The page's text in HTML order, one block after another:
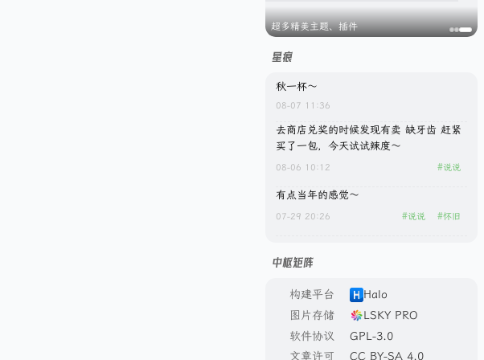
超多精美主题、插件
星痕
秋一杯～
08-07 11:36
去商店兑奖的时候发现有卖 缺牙齿 赶紧
买了一包，今天试试辣度～
08-06 10:12 #说说
有点当年的感觉～
07-29 20:26 #说说 #怀旧
中枢矩阵
构建平台
Halo
图片存储
LSKY PRO
软件协议
GPL-3.0
文章许可
CC BY-SA 4.0